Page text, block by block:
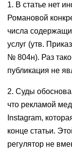
1. В статье нет
Романовой
числа
услуг (утв.
№ 804н). Раз
публикация не
2. Суды
что рекламой
Instagram,
конце статьи.
регулятор не